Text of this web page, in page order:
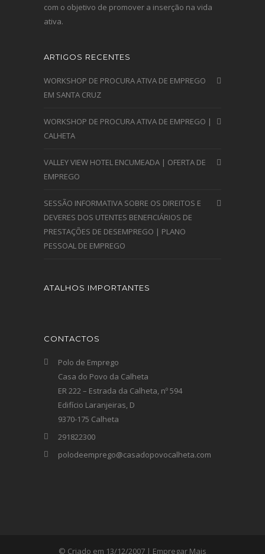
com o objetivo de promover a inserção na vida
ativa.
ARTIGOS RECENTES
WORKSHOP DE PROCURA ATIVA DE EMPREGO
EM SANTA CRUZ
WORKSHOP DE PROCURA ATIVA DE EMPREGO |
CALHETA
VALLEY VIEW HOTEL ENCUMEADA | OFERTA DE
EMPREGO
SESSÃO INFORMATIVA SOBRE OS DIREITOS E
DEVERES DOS UTENTES BENEFICIÁRIOS DE
PRESTAÇÕES DE DESEMPREGO | PLANO
PESSOAL DE EMPREGO
ATALHOS IMPORTANTES
CONTACTOS
Polo de Emprego
Casa do Povo da Calheta
ER 222 – Estrada da Calheta, nº 594
Edifício Laranjeiras, D
9370-175 Calheta
291822300
polodeemprego@casadopovocalheta.com
© Criado em 13/12/2007 | Empregar Mais